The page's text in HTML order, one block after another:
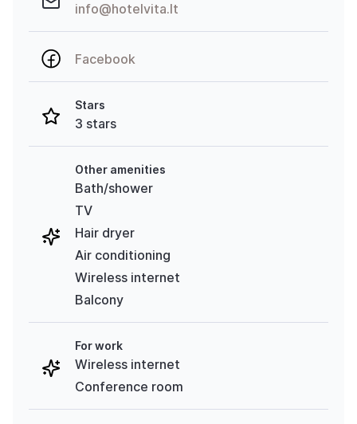
info@hotelvita.lt
Facebook
Stars
3 stars
Other amenities
Bath/shower
TV
Hair dryer
Air conditioning
Wireless internet
Balcony
For work
Wireless internet
Conference room